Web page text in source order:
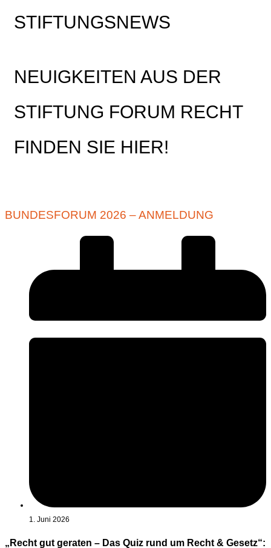
STIFTUNGSNEWS
NEUIGKEITEN AUS DER
STIFTUNG FORUM RECHT
FINDEN SIE HIER!
BUNDESFORUM 2026 – ANMELDUNG
1. Juni 2026
„Recht gut geraten – Das Quiz rund um Recht & Gesetz“: